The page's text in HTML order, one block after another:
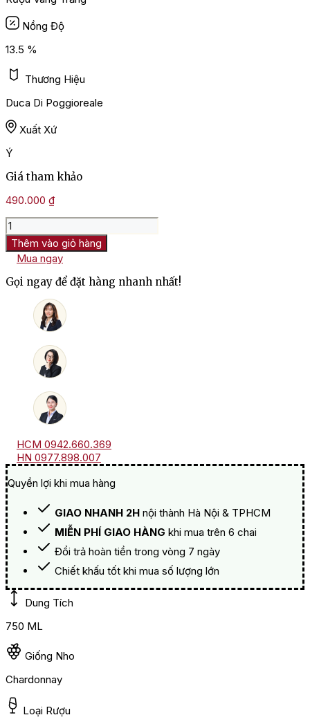
Nồng Độ
13.5 %
Thương Hiệu
Duca Di Poggioreale
Xuất Xứ
Ý
Giá tham khảo
490.000 ₫
Rượu
Vang
Ý
Duca
Di
Poggioreale
Chardonnay
Thêm vào giỏ hàng
Mua ngay
Gọi ngay để đặt hàng nhanh nhất!
HCM 0942.660.369
HN 0977.898.007
Quyền lợi khi mua hàng
GIAO NHANH 2H nội thành Hà Nội & TPHCM
MIỄN PHÍ GIAO HÀNG khi mua trên 6 chai
Đổi trả hoàn tiền trong vòng 7 ngày
Chiết khấu tốt khi mua số lượng lớn
Dung Tích
750 ML
Giống Nho
Chardonnay
Loại Rượu